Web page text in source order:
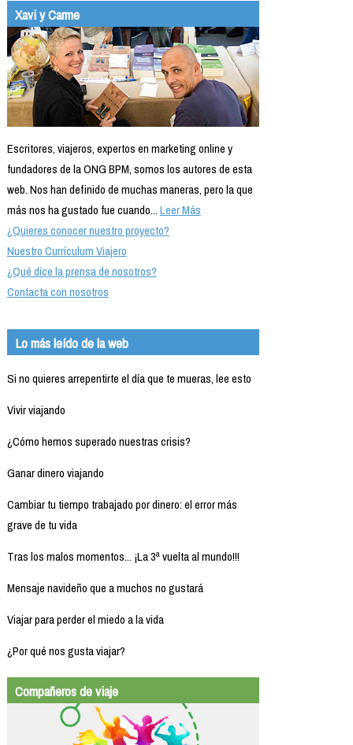
Xavi y Carme
Escritores, viajeros, expertos en marketing online y
fundadores de la ONG BPM, somos los autores de esta
web. Nos han definido de muchas maneras, pero la que
más nos ha gustado fue cuando...Leer Más
¿Quieres conocer nuestro proyecto?
Nuestro Currículum Viajero
¿Qué dice la prensa de nosotros?
Contacta con nosotros
Lo más leído de la web
Si no quieres arrepentirte el día que te mueras, lee esto
Vivir viajando
¿Cómo hemos superado nuestras crisis?
Ganar dinero viajando
Cambiar tu tiempo trabajado por dinero: el error más
grave de tu vida
Tras los malos momentos... ¡La 3ª vuelta al mundo!!!
Mensaje navideño que a muchos no gustará
Viajar para perder el miedo a la vida
¿Por qué nos gusta viajar?
Compañeros de viaje